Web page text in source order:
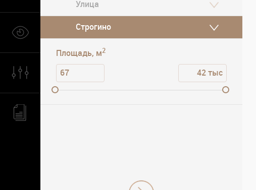
Строгино
Площадь, м2